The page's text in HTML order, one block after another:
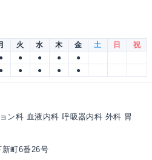
火 水 木 金 土 日
祝
● ● ● ●
●
● ● ● ● ●
ン科 血液内科 呼吸器内科 外科 胃
町6番26号